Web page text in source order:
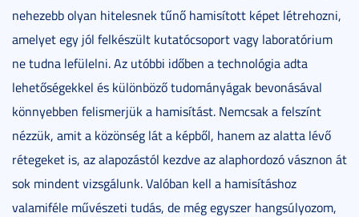
nehezebb olyan hitelesnek tűnő hamisított képet létrehozni,
amelyet egy jól felkészült kutatócsoport vagy laboratórium
ne tudna lefülelni. Az utóbbi időben a technológia adta
lehetőségekkel és különböző tudományágak bevonásával
könnyebben felismerjük a hamisítást. Nemcsak a felszínt
nézzük, amit a közönség lát a képből, hanem az alatta lévő
rétegeket is, az alapozástól kezdve az alaphordozó vásznon át
sok mindent vizsgálunk. Valóban kell a hamisításhoz
valamiféle művészeti tudás, de még egyszer hangsúlyozom,